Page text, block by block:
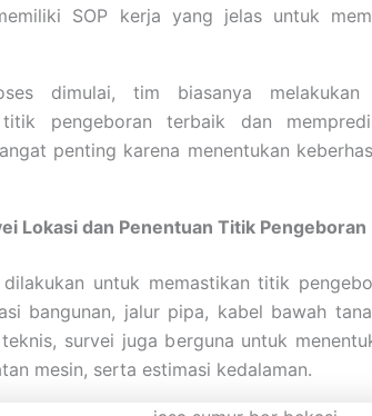
SOP kerja yang jelas untuk
dimulai, tim biasanya
titik pengeboran terbaik dan
penting karena menentukan
Lokasi dan Penentuan Titik Pengeboran
untuk memastikan titik
bangunan, jalur pipa, kabel bawah
survei juga berguna untuk
mesin, serta estimasi kedalaman.